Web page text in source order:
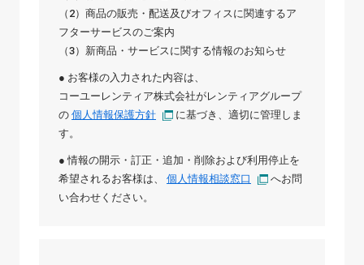
（2）商品の販売・配送及びオフィスに関連するア
フターサービスのご案内
（3）新商品・サービスに関する情報のお知らせ
● お客様の入力された内容は、
コーユーレンティア株式会社がレンティアグループ
の 個人情報保護方針
に基づき、適切に管理しま
す。
● 情報の開示・訂正・追加・削除および利用停止を
希望されるお客様は、 個人情報相談窓口
へお問
い合わせください。